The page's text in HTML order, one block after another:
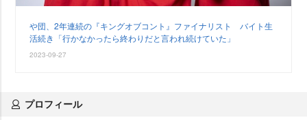
団、2年連続の『キングオブコント』ファイナリスト バイト生
活続き「行かなかったら終わりだと言われ続けていた」
2023-09-27
プロフィール